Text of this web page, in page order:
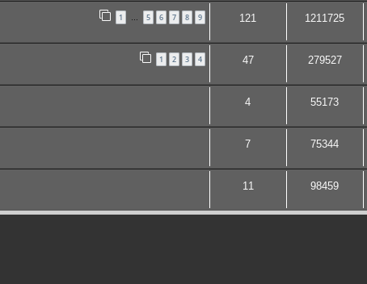
1 5 6 7 8 9 121 1211725
1 2 3 4 47 279527
4 55173
7 75344
11 98459